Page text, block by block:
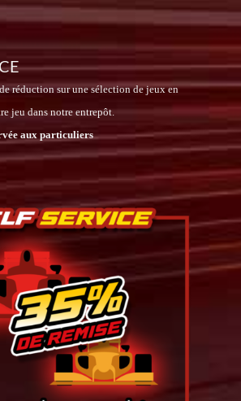
réduction sur une sélection de jeux en
jeu dans notre entrepôt.
aux particuliers